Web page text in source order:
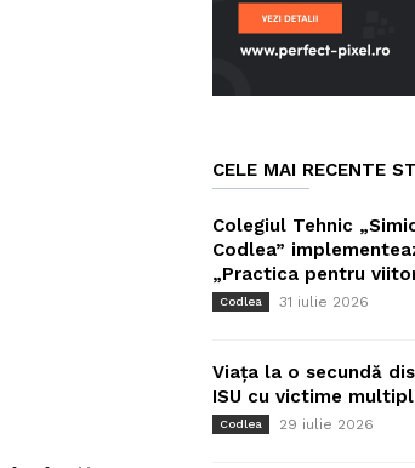
CELE MAI RECENTE
Colegiul Tehnic
Codlea”
„Practica pentru
Codlea 31 iulie 2026
Viața la o secundă
ISU cu victime
Codlea 29 iulie 2026